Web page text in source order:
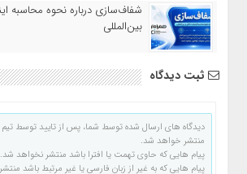
شفاف‌سازی درباره نحوه محاسبه
بین‌المللی
ثبت دیدگاه
دیدگاه های ارسال شده توسط شما، پس از تایید توسط
منتشر خواهد شد.
پیام هایی که حاوی تهمت یا افترا باشد منتشر نخواهد شد.
پیام هایی که به غیر از زبان فارسی یا غیر مرتبط باشد